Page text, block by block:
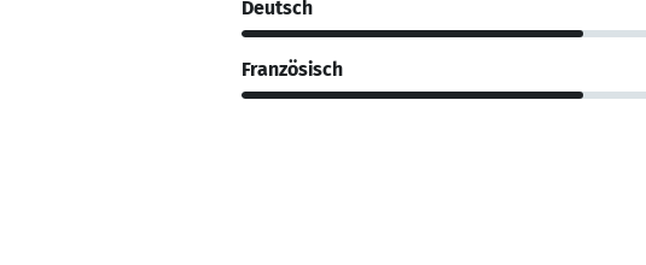
Deutsch
Französisch